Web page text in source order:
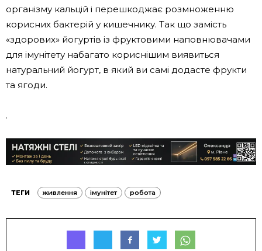
організму кальцій і перешкоджає розмноженню
корисних бактерій у кишечнику. Так що замість
«здорових» йогуртів із фруктовими наповнювачами
для імунітету набагато кориснішим виявиться
натуральний йогурт, в який ви самі додасте фрукти
та ягоди.
.
ТЕГИ живлення імунітет робота